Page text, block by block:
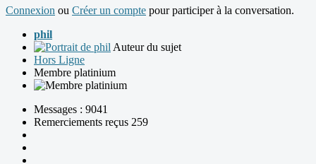
Connexion ou Créer un compte pour participer à la conversation.
phil
Auteur du sujet
Hors Ligne
Membre platinium
Messages : 9041
Remerciements reçus 259